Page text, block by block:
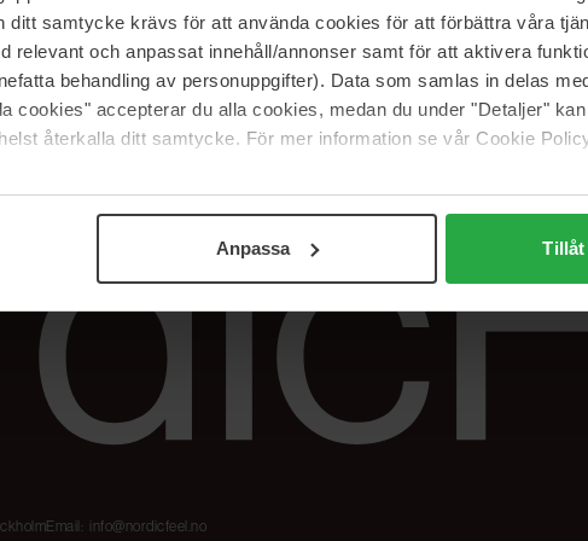
ditt samtycke krävs för att använda cookies för att förbättra våra
relevant och anpassat innehåll/annonser samt för att aktivera
behandling av personuppgifter). Data som samlas in delas
cookies" accepterar du alla cookies, medan du under "Detaljer"
återkalla ditt samtycke. För mer information se vår Cookie
Anpassa Tillåt
The Beauty Edit
Jobb hos oss
Samarbeidspartner
Spor bestillingen min
Retur og reklamasjon
Blush har blitt
Nordicfeel
Email: info@nordicfeel.no